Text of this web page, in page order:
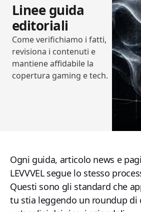
Linee guida
editoriali
Come verifichiamo i fatti,
revisiona i contenuti e
mantiene affidabile la
copertura gaming e tech.
Ogni guida, articolo news e
LEVVVEL segue lo stesso
Questi sono gli standard che
tu stia leggendo un roundup di